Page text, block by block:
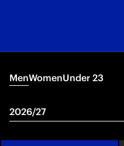
MenWomenUnder 23